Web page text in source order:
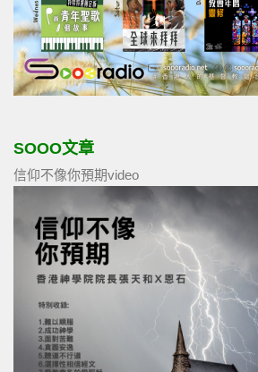
SOOO文章
信仰不像你預期video